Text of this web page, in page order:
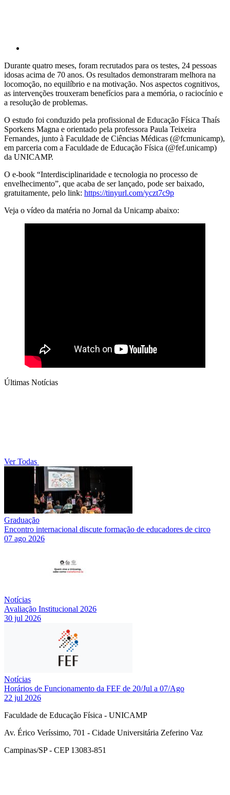
Durante quatro meses, foram recrutados para os testes, 24 pessoas
idosas acima de 70 anos. Os resultados demonstraram melhora na
locomoção, no equilíbrio e na motivação. Nos aspectos cognitivos,
as intervenções trouxeram benefícios para a memória, o raciocínio e
a resolução de problemas.
O estudo foi conduzido pela profissional de Educação Física Thaís
Sporkens Magna e orientado pela professora Paula Teixeira
Fernandes, junto à Faculdade de Ciências Médicas (@fcmunicamp),
em parceria com a Faculdade de Educação Física (@fef.unicamp)
da UNICAMP.
O e-book “Interdisciplinaridade e tecnologia no processo de
envelhecimento”, que acaba de ser lançado, pode ser baixado,
gratuitamente, pelo link: https://tinyurl.com/yczt7c9p
Veja o vídeo da matéria no Jornal da Unicamp abaixo:
Últimas Notícias
Ver Todas
Graduação
Encontro internacional discute formação de educadores de circo
07 ago 2026
Notícias
Avaliação Institucional 2026
30 jul 2026
Notícias
Horários de Funcionamento da FEF de 20/Jul a 07/Ago
22 jul 2026
Faculdade de Educação Física - UNICAMP
Av. Érico Veríssimo, 701 - Cidade Universitária Zeferino Vaz
Campinas/SP - CEP 13083-851